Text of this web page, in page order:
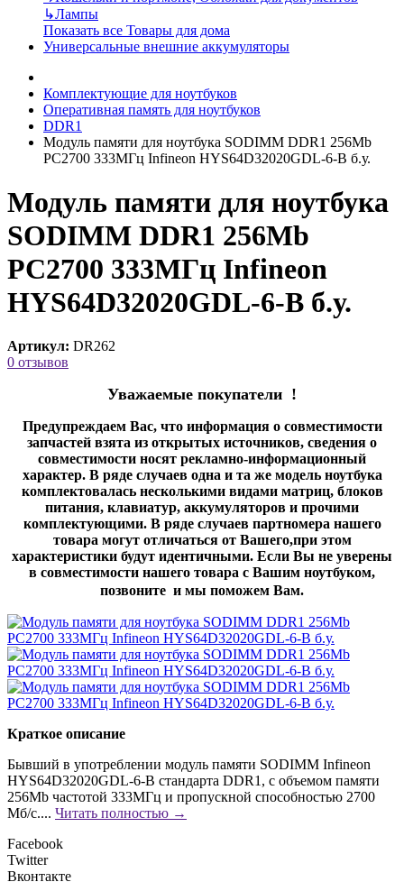
↳Лампы
Показать все Товары для дома
Универсальные внешние аккумуляторы
Комплектующие для ноутбуков
Оперативная память для ноутбуков
DDR1
Модуль памяти для ноутбука SODIMM DDR1 256Mb
PC2700 333МГц Infineon HYS64D32020GDL-6-B б.у.
Модуль памяти для ноутбука
SODIMM DDR1 256Mb
PC2700 333МГц Infineon
HYS64D32020GDL-6-B б.у.
Артикул: DR262
0 отзывов
Уважаемые покупатели !
Предупреждаем Вас, что информация о совместимости
запчастей взята из открытых источников, сведения о
совместимости носят рекламно-информационный
характер. В ряде случаев одна и та же модель ноутбука
комплектовалась несколькими видами матриц, блоков
питания, клавиатур, аккумуляторов и прочими
комплектующими. В ряде случаев партномера нашего
товара могут отличаться от Вашего,при этом
характеристики будут идентичными. Если Вы не уверены
в совместимости нашего товара с Вашим ноутбуком,
позвоните и мы поможем Вам.
Краткое описание
Бывший в употреблении модуль памяти SODIMM Infineon
HYS64D32020GDL-6-B стандарта DDR1, с объемом памяти
256Mb частотой 333МГц и пропускной способностью 2700
Мб/с.... Читать полностью →
Facebook
Twitter
Вконтакте